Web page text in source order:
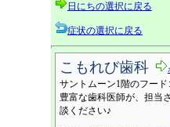
日にちの選択に戻る
症状の選択に戻る
こもれび歯科
サントムーン1階のフー
豊富な歯科医師が、担当
談ください♪